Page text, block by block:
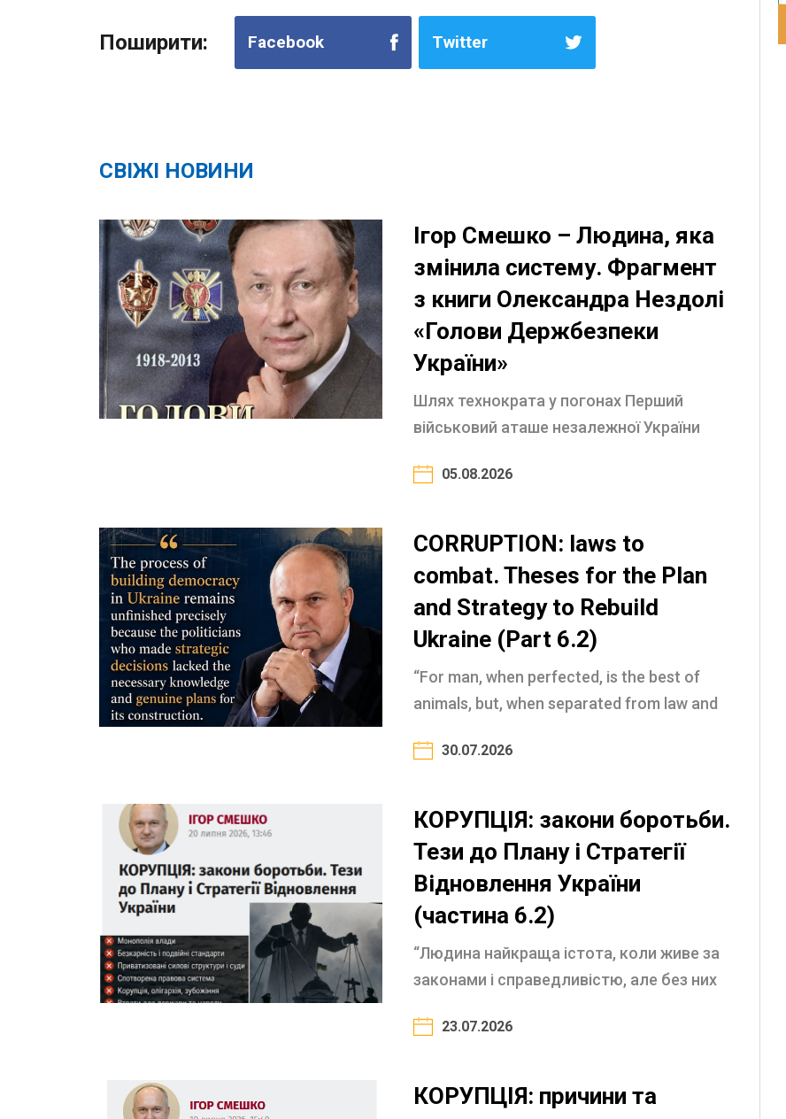
Поширити: Facebook Twitter
СВІЖІ НОВИНИ
Ігор Смешко – Людина, яка
змінила систему. Фрагмент
з книги Олександра Нездолі
«Голови Держбезпеки
України»
Шлях технократа у погонах Перший
військовий аташе незалежної України
Реформи в ГУР: відродження української
корумпованій ...
05.08.2026
CORRUPTION: laws to
combat. Theses for the Plan
and Strategy to Rebuild
Ukraine (Part 6.2)
“For man, when perfected, is the best of
animals, but, when separated from law and
century BC) The nature of corruption and
30.07.2026
КОРУПЦІЯ: закони боротьби.
Тези до Плану і Стратегії
Відновлення України
(частина 6.2)
“Людина найкраща істота, коли живе за
законами і справедливістю, але без них
(Аристотель, IV ст. до н.е.) Природа
23.07.2026
КОРУПЦІЯ: причини та